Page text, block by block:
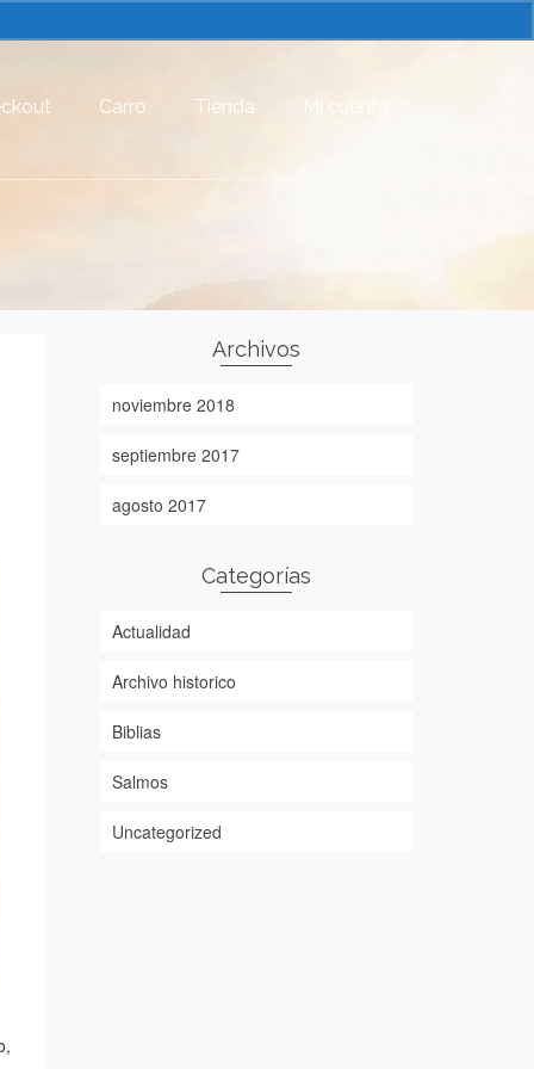
Carro Tienda Mi cuenta
Archivos
noviembre 2018
septiembre 2017
agosto 2017
Categorías
Actualidad
Archivo historico
Biblias
Salmos
Uncategorized